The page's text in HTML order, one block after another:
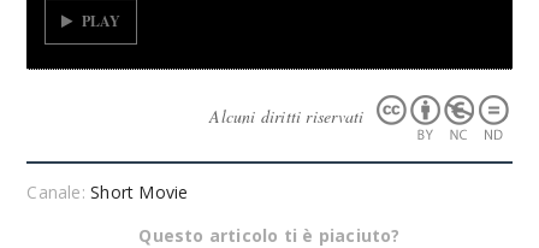
PLAY
Alcuni diritti riservati
Canale:Short Movie
Questo articolo ti è piaciuto?